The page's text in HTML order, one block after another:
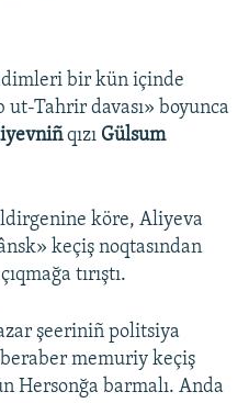
bir kün içinde
Tahrir davası» boyunca
qızı Gülsum
köre, Aliyeva
keçiş noqtasından
tırıştı.
şeeriniñ politsiya
beraber memuriy keçiş
Hersonğa barmalı. Anda